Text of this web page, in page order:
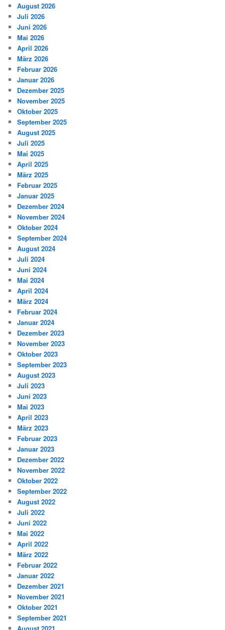
August 2026
Juli 2026
Juni 2026
Mai 2026
April 2026
März 2026
Februar 2026
Januar 2026
Dezember 2025
November 2025
Oktober 2025
September 2025
August 2025
Juli 2025
Mai 2025
April 2025
März 2025
Februar 2025
Januar 2025
Dezember 2024
November 2024
Oktober 2024
September 2024
August 2024
Juli 2024
Juni 2024
Mai 2024
April 2024
März 2024
Februar 2024
Januar 2024
Dezember 2023
November 2023
Oktober 2023
September 2023
August 2023
Juli 2023
Juni 2023
Mai 2023
April 2023
März 2023
Februar 2023
Januar 2023
Dezember 2022
November 2022
Oktober 2022
September 2022
August 2022
Juli 2022
Juni 2022
Mai 2022
April 2022
März 2022
Februar 2022
Januar 2022
Dezember 2021
November 2021
Oktober 2021
September 2021